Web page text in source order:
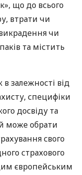
що до всього
втрати чи
чи
та містить
залежності від
специфіки
досвіду та
може обрати
свого
страхового
європейським